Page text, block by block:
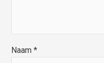
Naam*